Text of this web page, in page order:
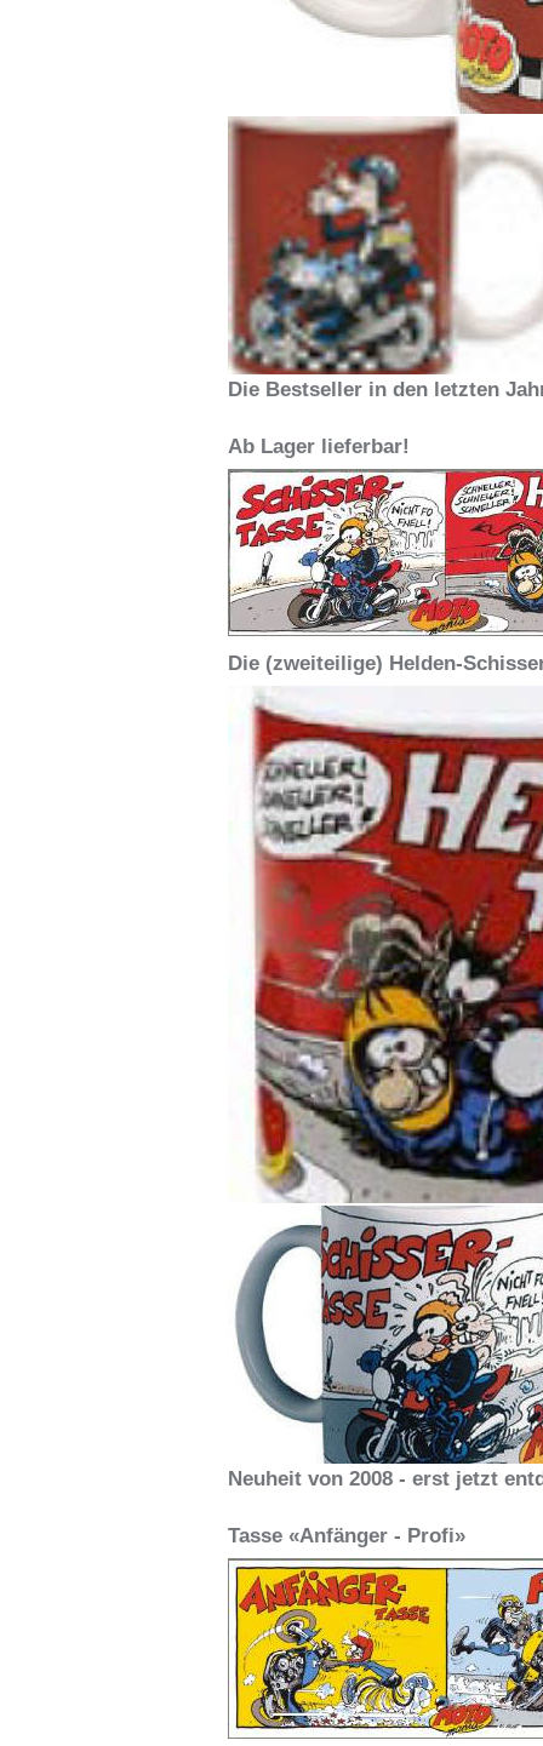
Die Bestseller in den letzten
Ab Lager lieferbar!
Die (zweiteilige) Helden-
Neuheit von 2008 - erst jetzt
Tasse «Anfänger - Profi»